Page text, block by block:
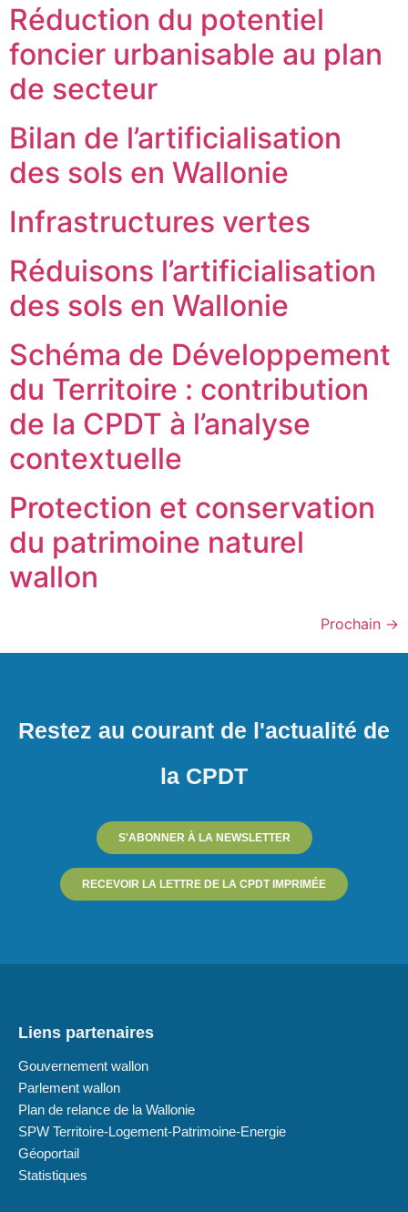
Réduction du potentiel
foncier urbanisable au plan
de secteur
Bilan de l’artificialisation
des sols en Wallonie
Infrastructures vertes
Réduisons l’artificialisation
des sols en Wallonie
Schéma de Développement
du Territoire : contribution
de la CPDT à l’analyse
contextuelle
Protection et conservation
du patrimoine naturel
wallon
Prochain →
Restez au courant de l'actualité de
la CPDT
S'ABONNER À LA NEWSLETTER
RECEVOIR LA LETTRE DE LA CPDT IMPRIMÉE
Liens partenaires
Gouvernement wallon
Parlement wallon
Plan de relance de la Wallonie
SPW Territoire-Logement-Patrimoine-Energie
Géoportail
Statistiques